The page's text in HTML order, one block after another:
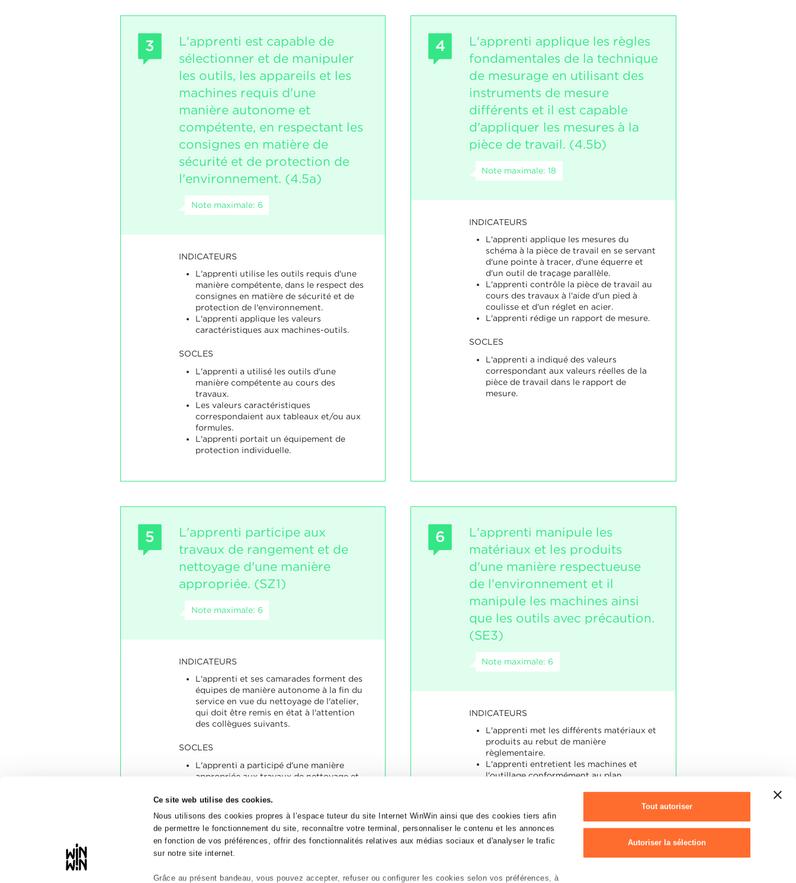
Ce site web utilise des cookies.
Nous utilisons des cookies propres à l’espace tuteur du site Internet WinWin ainsi que des cookies tiers afin
de permettre le fonctionnement du site, reconnaître votre terminal, personnaliser le contenu et les annonces
en fonction de vos préférences, offrir des fonctionnalités relatives aux médias sociaux et d'analyser le trafic
sur notre site internet.
Grâce au présent bandeau, vous pouvez accepter, refuser ou configurer les cookies selon vos préférences, à
Tout autoriser
Autoriser la sélection
3
L'apprenti est capable de
sélectionner et de manipuler
les outils, les appareils et les
machines requis d'une
manière autonome et
compétente, en respectant les
consignes en matière de
sécurité et de protection de
l'environnement. (4.5a)
Note maximale: 6
INDICATEURS
L'apprenti utilise les outils requis d'une
manière compétente, dans le respect des
consignes en matière de sécurité et de
protection de l'environnement.
L'apprenti applique les valeurs
caractéristiques aux machines-outils.
SOCLES
L'apprenti a utilisé les outils d'une
manière compétente au cours des
travaux.
Les valeurs caractéristiques
correspondaient aux tableaux et/ou aux
formules.
L'apprenti portait un équipement de
protection individuelle.
4
L'apprenti applique les règles
fondamentales de la technique
de mesurage en utilisant des
instruments de mesure
différents et il est capable
d'appliquer les mesures à la
pièce de travail. (4.5b)
Note maximale: 18
INDICATEURS
L'apprenti applique les mesures du
schéma à la pièce de travail en se servant
d'une pointe à tracer, d'une équerre et
d'un outil de traçage parallèle.
L'apprenti contrôle la pièce de travail au
cours des travaux à l'aide d'un pied à
coulisse et d'un réglet en acier.
L'apprenti rédige un rapport de mesure.
SOCLES
L'apprenti a indiqué des valeurs
correspondant aux valeurs réelles de la
pièce de travail dans le rapport de
mesure.
5
L'apprenti participe aux
travaux de rangement et de
nettoyage d'une manière
appropriée. (SZ1)
Note maximale: 6
INDICATEURS
L'apprenti et ses camarades forment des
équipes de manière autonome à la fin du
service en vue du nettoyage de l'atelier,
qui doit être remis en état à l'attention
des collègues suivants.
SOCLES
L'apprenti a participé d'une manière
appropriée aux travaux de nettoyage et
6
L'apprenti manipule les
matériaux et les produits
d'une manière respectueuse
de l'environnement et il
manipule les machines ainsi
que les outils avec précaution.
(SE3)
Note maximale: 6
INDICATEURS
L'apprenti met les différents matériaux et
produits au rebut de manière
règlementaire.
L'apprenti entretient les machines et
l'outillage conformément au plan.
L'apprenti a effectué les travaux
conformément aux instructions.